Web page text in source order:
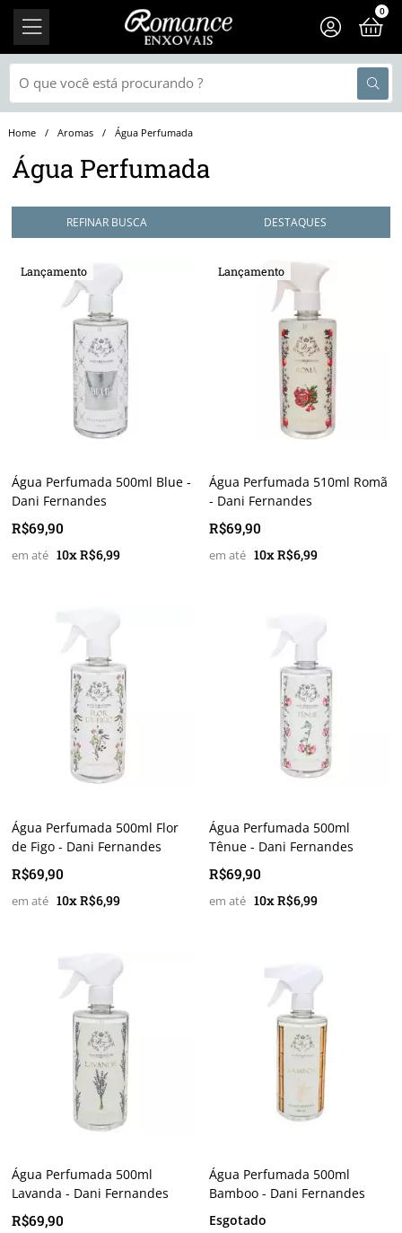
0
Aromas Água Perfumada
Água Perfumada
REFINAR BUSCA
Lançamento
Água Perfumada 500ml Blue -
Dani Fernandes
R$69,90
10x R$6,99
Lançamento
Água Perfumada 510ml Romã
- Dani Fernandes
R$69,90
10x R$6,99
Água Perfumada 500ml Flor
de Figo - Dani Fernandes
R$69,90
10x R$6,99
Água Perfumada 500ml
Tênue - Dani Fernandes
R$69,90
10x R$6,99
Água Perfumada 500ml
Lavanda - Dani Fernandes
R$69,90
Água Perfumada 500ml
Bamboo - Dani Fernandes
Esgotado